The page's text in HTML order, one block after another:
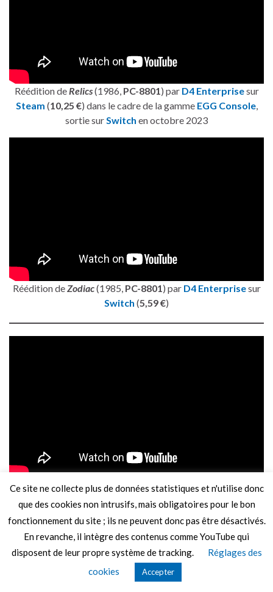
Réédition de Relics(1986, PC-8801 ) par D4 Enterprisesur
Steam (10,25 €) dans le cadre de la gamme EGG Console,
sortie sur Switch en octobre 2023
Réédition de Zodiac(1985, PC-8801 ) par D4 Enterprisesur
Switch (5,59 €)
Loop DashparFabrizio AbreualiasFaGames (Cyber Lab) sur
Xbox( 4,99 €)
Ce site ne collecte plus de données statistiques et n'utilise donc
que des cookies non intrusifs, mais obligatoires pour le bon
fonctionnement du site ; ils ne peuvent donc pas être désactivés.
En revanche, il intègre des contenus comme YouTube qui
disposent de leur propre système de tracking.
Réglages des
cookies
Accepter